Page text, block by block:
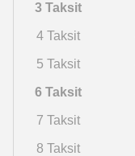
3 Taksit
4 Taksit
5 Taksit
6 Taksit
7 Taksit
8 Taksit